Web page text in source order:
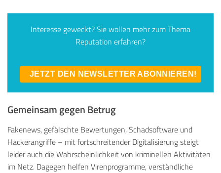
Interesse geweckt? Sie wollen mehr zum Thema
Reputation erfahren?
JETZT DEN NEWSLETTER ABONNIEREN!
Gemeinsam gegen Betrug
Fakenews, gefälschte Bewertungen, Schadsoftware und
Hackerangriffe – mit fortschreitender Digitalisierung steigt
leider auch die Wahrscheinlichkeit von kriminellen Aktivitäten
im Netz. Dagegen helfen Virenprogramme, verständliche